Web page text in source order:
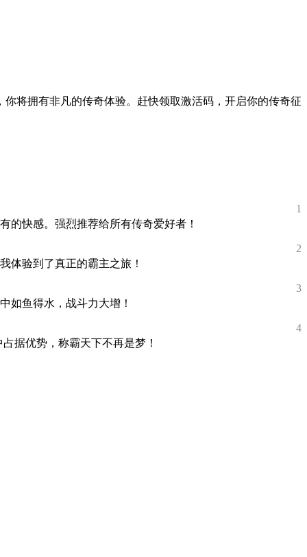
将拥有非凡的传奇体验。赶快领取激活码，开启你的传奇征
1
的快感。强烈推荐给所有传奇爱好者！
2
体验到了真正的霸主之旅！
3
如鱼得水，战斗力大增！
4
据优势，称霸天下不再是梦！